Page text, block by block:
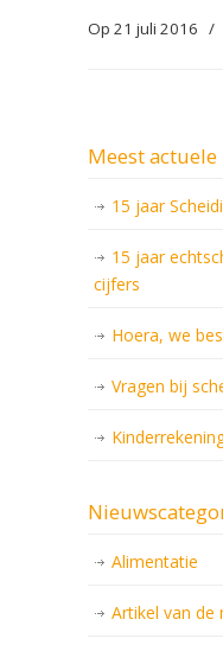
Op 21 juli 2016 /
Meest
15 jaar
15 jaar
cijfers
Hoera, we
Vragen bij
Alimentatie
Artikel van de